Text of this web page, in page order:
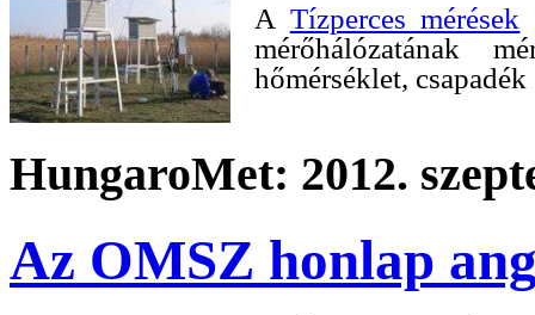
A Tízperces mérések
mérőhálózatának
hőmérséklet,
HungaroMet: 2012.
Az OMSZ honlap